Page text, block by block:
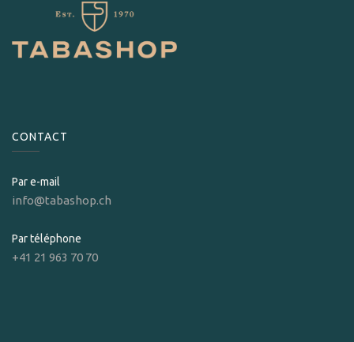
CONTACT
Par e-mail
info@tabashop.ch
Par téléphone
+41 21 963 70 70